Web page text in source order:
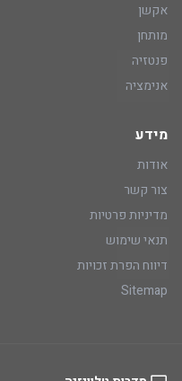
אקשן
מותחן
פנטזיה
אנימציה
מידע
אודות
צור קשר
מדיניות פרטיות
תנאי שימוש
דיווח הפרת זכויות
Sitemap